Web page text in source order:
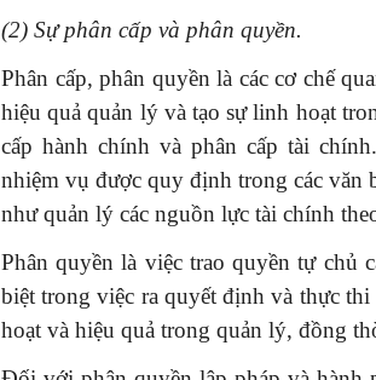
(2) Sự phân cấp và phân quyền.
Phân cấp, phân quyền là các cơ chế
hiệu quả quản lý và tạo sự linh hoạt
cấp hành chính và phân cấp tài
nhiệm vụ được quy định trong các văn
như quản lý các nguồn lực tài chính
Phân quyền là việc trao quyền tự chủ
biệt trong việc ra quyết định và thực
hoạt và hiệu quả trong quản lý, đồng